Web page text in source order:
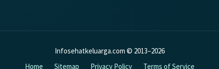
Infosehatkeluarga.com © 2013–2026
Home
Sitemap Privacy Policy Terms of Service